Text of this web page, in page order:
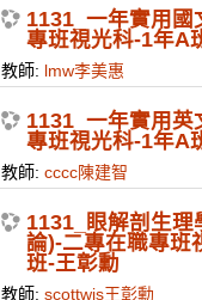
1131_一年實用國
專班視光科-1年A
教師: lmw李美惠
1131_一年實用英
專班視光科-1年A
教師: cccc陳建智
1131_眼解剖生理
論)-二專在職專班
班-王彰勳
教師: scottwjs王彰勳